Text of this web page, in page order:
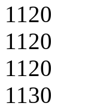
1120
1120
1120
1130